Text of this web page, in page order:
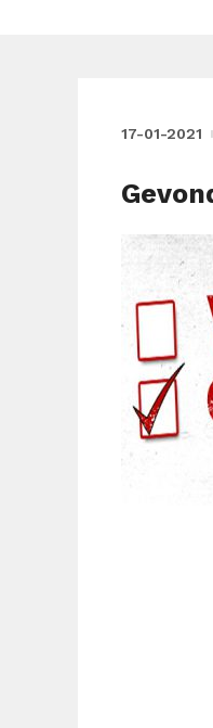
17-01-2021